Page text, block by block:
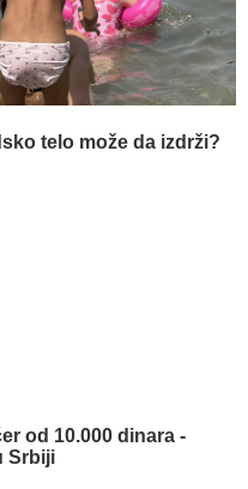
telo može da izdrži?
od 10.000 dinara -
Srbiji